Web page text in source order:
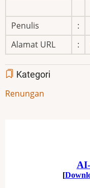
Penulis
:
Alamat URL
:
Kategori
Renungan